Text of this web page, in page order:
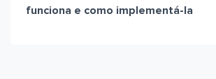
funciona e como implementá-la